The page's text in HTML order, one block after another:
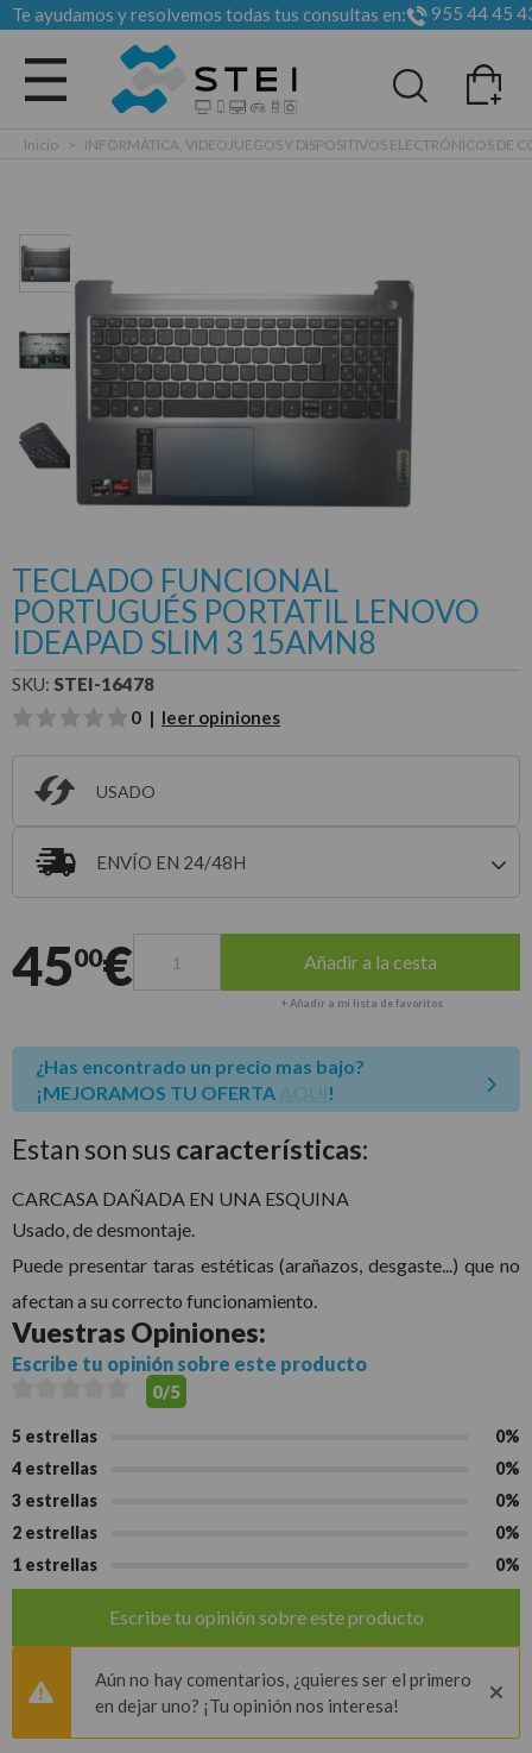
Te ayudamos y resolvemos todas tus consultas en: 955 44 45
Todas las categorias
Inicio > INFORMÁTICA, VIDEOJUEGOS Y DISPOSITIVOS ELECTRÓNICOS DE
TECLADO FUNCIONAL
PORTUGUÉS PORTATIL LENOVO
IDEAPAD SLIM 3 15AMN8
SKU: STEI-16478
0 | leer opiniones
USADO
ENVÍO EN 24/48H
4500€ Añadir a la cesta
+ Añadir a mi lista de favoritos
¿Has encontrado un precio mas bajo?
¡MEJORAMOS TU OFERTA
!
Estan son sus características:
CARCASA DAÑADA EN UNA ESQUINA
Usado, de desmontaje.
Puede presentar taras estéticas (arañazos, desgaste...) que no
afectan a su correcto funcionamiento.
Vuestras Opiniones:
Escribe tu opinión sobre este producto
0/5
5 estrellas
0%
4 estrellas
0%
3 estrellas
0%
2 estrellas
0%
1 estrellas
0%
Escribe tu opinión sobre este producto
Aún no hay comentarios, ¿quieres ser el primero
en dejar uno? ¡Tu opinión nos interesa!